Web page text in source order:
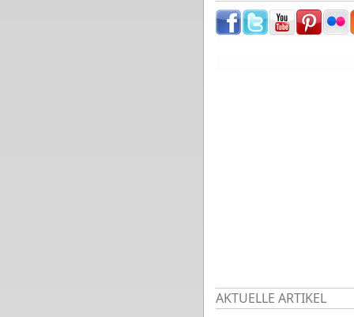
AKTUELLE ARTIKEL